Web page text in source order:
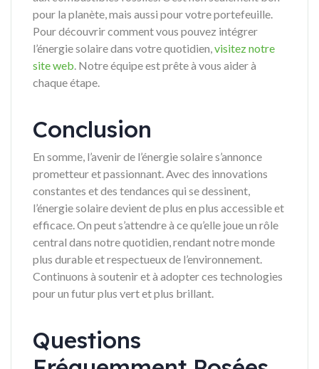
pour la planète, mais aussi pour votre portefeuille.
Pour découvrir comment vous pouvez intégrer
l’énergie solaire dans votre quotidien,visitez notre
site web. Notre équipe est prête à vous aider à
chaque étape.
Conclusion
En somme, l’avenir de l’énergie solaire s’annonce
prometteur et passionnant. Avec des innovations
constantes et des tendances qui se dessinent,
l’énergie solaire devient de plus en plus accessible et
efficace. On peut s’attendre à ce qu’elle joue un rôle
central dans notre quotidien, rendant notre monde
plus durable et respectueux de l’environnement.
Continuons à soutenir et à adopter ces technologies
pour un futur plus vert et plus brillant.
Questions